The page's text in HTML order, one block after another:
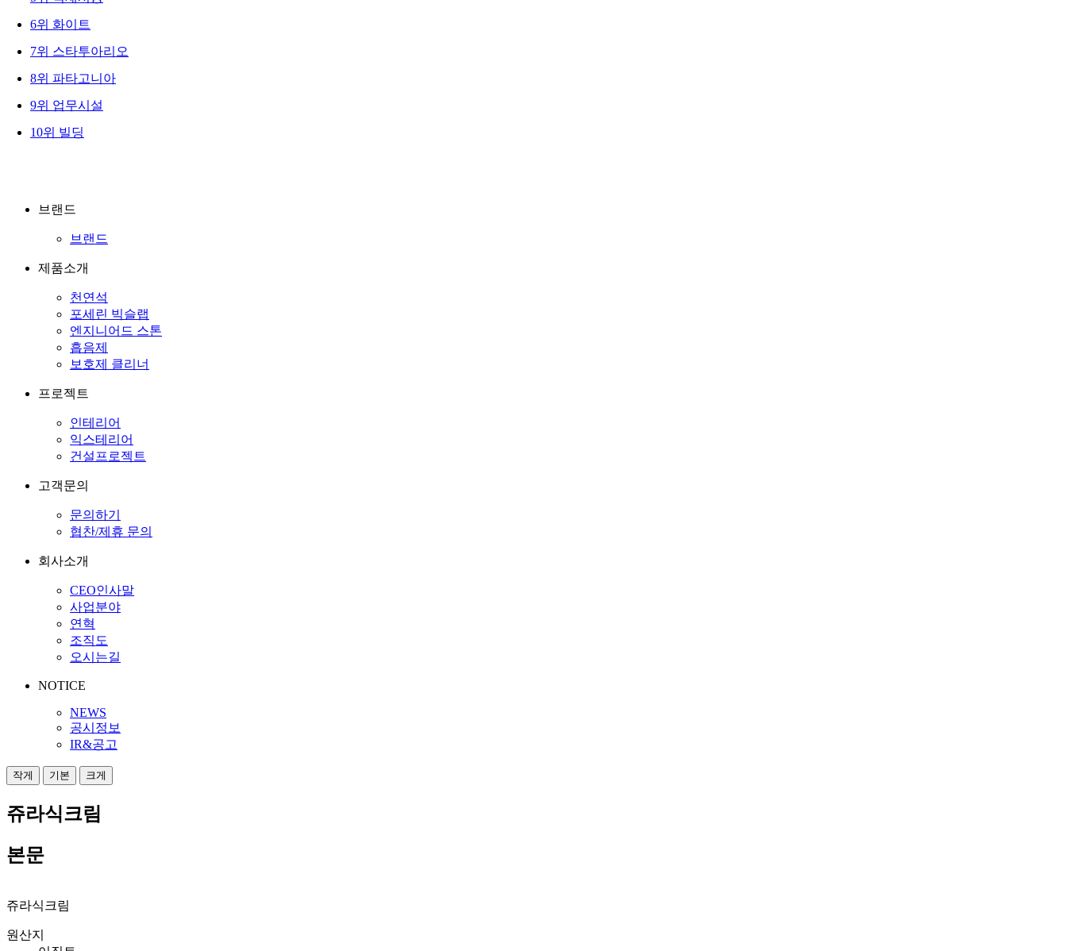
6위 화이트
7위 스타투아리오
8위 파타고니아
9위 업무시설
10위 빌딩
브랜드
브랜드
제품소개
천연석
포세린 빅슬랩
엔지니어드 스톤
흡음제
보호제 클리너
프로젝트
인테리어
익스테리어
건설프로젝트
고객문의
문의하기
협찬/제휴 문의
회사소개
CEO인사말
사업분야
연혁
조직도
오시는길
NOTICE
NEWS
공시정보
IR&공고
작게 기본 크게
쥬라식크림
본문
쥬라식크림
원산지